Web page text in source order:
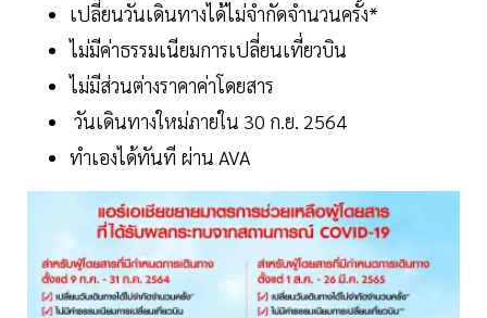
เปลี่ยนวันเดินทางได้ไม่จำกัดจำนวนครั้ง*
ไม่มีค่าธรรมเนียมการเปลี่ยนเที่ยวบิน
ไม่มีส่วนต่างราคาค่าโดยสาร
วันเดินทางใหม่ภายใน 30 ก.ย. 2564
ทำเองได้ทันที ผ่าน AVA